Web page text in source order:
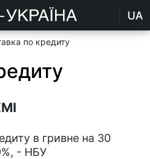
UA
по кредиту
в гривне на 30
- НБУ